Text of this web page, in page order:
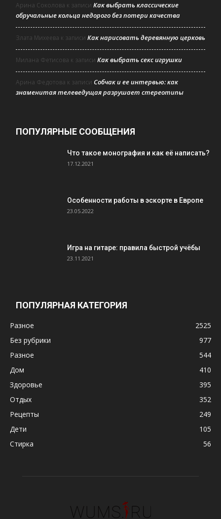
Арина Соколова к записи Как выбрать классические
обручальные кольца недорого без потери качества
Злата Михеева к записи Как нарисовать деревянную церковь
Милана Фетисова к записи Как выбрать секс игрушки
Арина Федотова к записи Собчак и ее интервью: как
знаменитая телеведущая разрушает стереотипы
ПОПУЛЯРНЫЕ СООБЩЕНИЯ
Что такое монография и как её написать?
17.12.2021
Особенности работы в эскорте в Европе
23.05.2022
Игра на гитаре: правила быстрой учёбы
23.11.2021
ПОПУЛЯРНАЯ КАТЕГОРИЯ
Разное
2525
Без рубрики
977
Разное
544
Дом
410
Здоровье
395
Отдых
352
Рецепты
249
Дети
105
Стирка
56